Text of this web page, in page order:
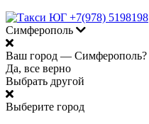
+7(978) 5198198
Симферополь
Ваш город — Симферополь?
Да, все верно
Выбрать другой
Выберите город